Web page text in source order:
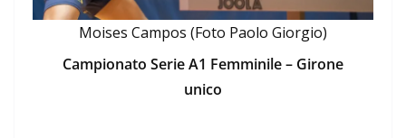
Moises Campos (Foto Paolo Giorgio)
Campionato Serie A1 Femminile – Girone
unico